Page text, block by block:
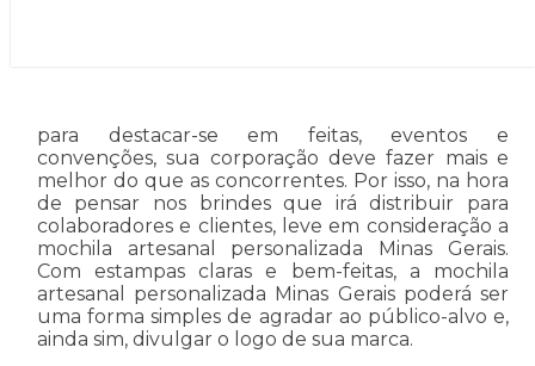
para destacar-se em feitas, eventos e
convenções, sua corporação deve fazer mais e
melhor do que as concorrentes. Por isso, na hora
de pensar nos brindes que irá distribuir para
colaboradores e clientes, leve em consideração a
mochila artesanal personalizada Minas Gerais.
Com estampas claras e bem-feitas, a mochila
artesanal personalizada Minas Gerais poderá ser
uma forma simples de agradar ao público-alvo e,
ainda sim, divulgar o logo de sua marca.